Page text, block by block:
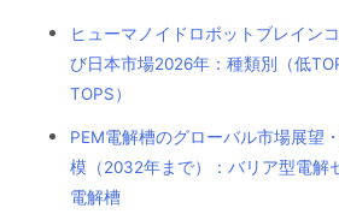
ヒューマノイドロボットブレイン
び日本市場2026年：種類別（低
TOPS）
PEM電解槽のグローバル市場展望
模（2032年まで）：バリア型電解
電解槽